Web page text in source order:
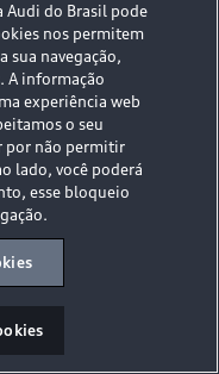
Conduta
a vida.
Audi do Brasil pode
nos permitem
sua navegação,
A informação
experiência web
o seu
por não permitir
lado, você poderá
esse bloqueio